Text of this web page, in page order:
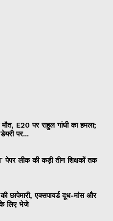
E20 पर राहुल गांधी का हमला;
पर...
पेपर लीक की कड़ी तीन शिक्षकों तक
एक्सपायर्ड दूध-मांस और
लिए भेजे